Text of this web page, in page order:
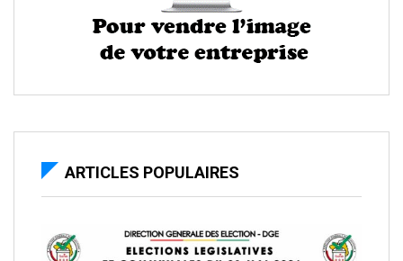
ARTICLES POPULAIRES